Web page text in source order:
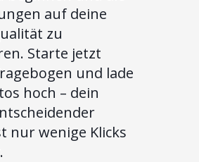
auf deine
zu
Starte jetzt
und lade
hoch – dein
nur wenige Klicks